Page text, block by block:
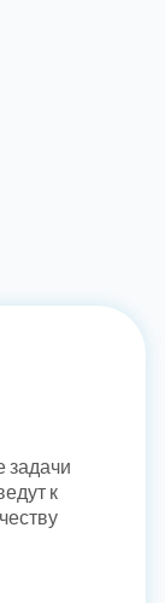
задачи
к